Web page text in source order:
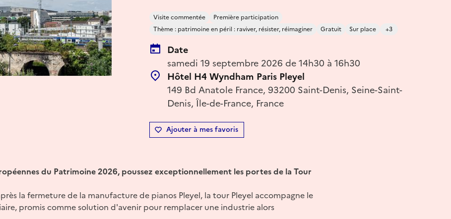
Visite commentée
Première participation
Thème : patrimoine en péril : raviver, résister, réimaginer
Gratuit Sur place +3
Date
samedi 19 septembre 2026 de 14h30 à 16h30
Hôtel H4 Wyndham Paris Pleyel
149 Bd Anatole France, 93200 Saint-Denis, Seine-Saint-
Denis, Île-de-France, France
Ajouter à mes favoris
du Patrimoine 2026, poussez exceptionnellement les portes de la Tour
la fermeture de la manufacture de pianos Pleyel, la tour Pleyel accompagne le
promis comme solution d'avenir pour remplacer une industrie alors